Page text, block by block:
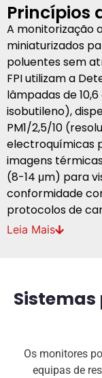
Princípios
A monitorização
miniaturizados
poluentes sem
FPI utilizam a
lâmpadas de
isobutileno),
PM1/2,5/10
electroquímicas
imagens
(8-14 μm) para
conformidade
protocolos de
Leia Mais
Sistemas
Os monitores
equipas de